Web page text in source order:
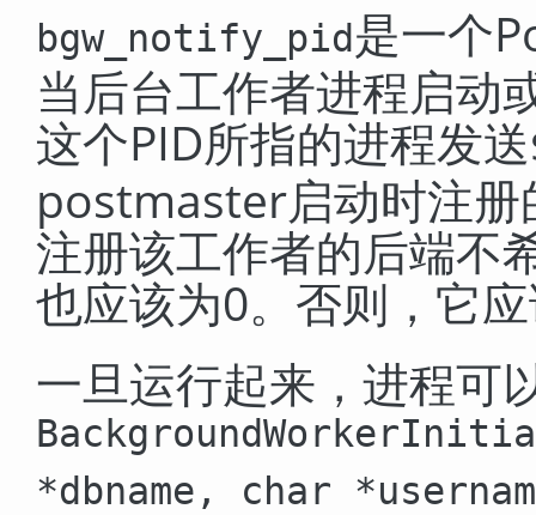
bgw_notify_pid是一个
当后台工作者进程启
这个PID所指的进程发送
postmaster启动时注册
注册该工作者的后端不
也应该为0。否则，它
一旦运行起来，进程可
*dbname , char